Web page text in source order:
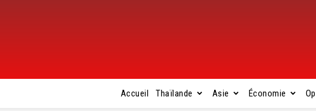
Accueil Thaïlande Asie Économie